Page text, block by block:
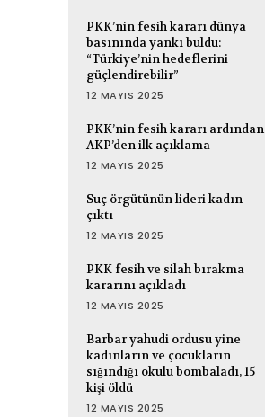
PKK’nin fesih kararı dünya
basınında yankı buldu:
“Türkiye’nin hedeflerini
güçlendirebilir”
12 MAYIS 2025
PKK’nin fesih kararı ardından
AKP’den ilk açıklama
12 MAYIS 2025
Suç örgütünün lideri kadın
çıktı
12 MAYIS 2025
PKK fesih ve silah bırakma
kararını açıkladı
12 MAYIS 2025
Barbar yahudi ordusu yine
kadınların ve çocukların
sığındığı okulu bombaladı, 15
kişi öldü
12 MAYIS 2025